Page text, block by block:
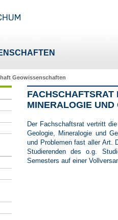
Geowissenschaften
FACHSCHAFTSRAT
MINERALOGIE UND
Der Fachschaftsrat vertritt
Geologie, Mineralogie und
und Problemen fast aller Art.
Studierenden des o.g.
Semesters auf einer